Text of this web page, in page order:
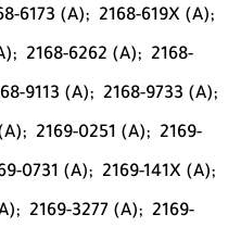
6173 (A); 2168-619X (A);
2168-6262 (A); 2168-
9113 (A); 2168-9733 (A);
2169-0251 (A); 2169-
0731 (A); 2169-141X (A);
2169-3277 (A); 2169-